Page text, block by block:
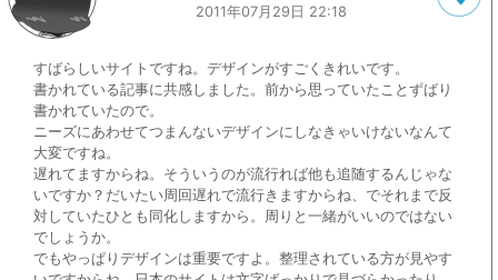
2011年07月29日 22:18
すばらしいサイトですね。デザインがすごくきれいです。
書かれている記事に共感しました。前から思っていたことずばり
書かれていたので。
ニーズにあわせてつまんないデザインにしなきゃいけないなんて
大変ですね。
遅れてますからね。そういうのが流行れば他も追随するんじゃな
いですか？だいたい周回遅れで流行きますからね、でそれまで反
対していたひとも同化しますから。周りと一緒がいいのではない
でしょうか。
でもやっぱりデザインは重要ですよ。整理されている方が見やす